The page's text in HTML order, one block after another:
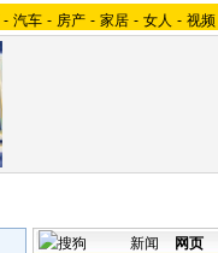
- 汽车 - 房产 - 家居 - 女人 - 视频
新闻 网页